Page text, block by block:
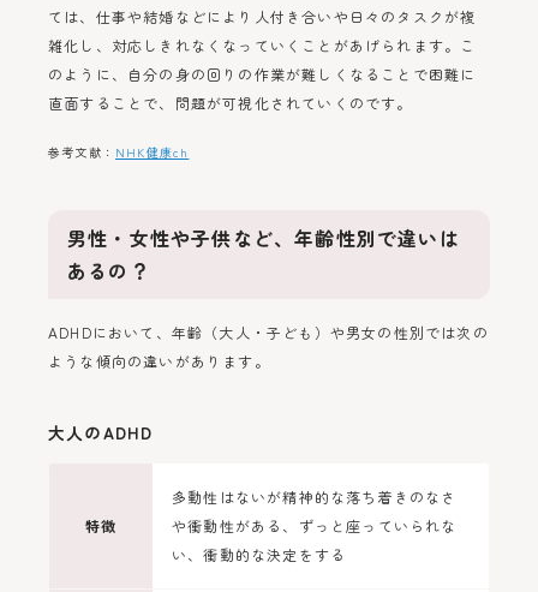
ては、仕事や結婚などにより人付き合いや日々のタスクが複
雑化し、対応しきれなくなっていくことがあげられます。こ
のように、自分の身の回りの作業が難しくなることで困難に
直面することで、問題が可視化されていくのです。
参考文献： NHK健康ch
男性・女性や子供など、年齢性別で違いは
あるの？
ADHDにおいて、年齢（大人・子ども）や男女の性別では次の
ような傾向の違いがあります。
大人のADHD
特徴
多動性はないが精神的な落ち着きのなさ
や衝動性がある、ずっと座っていられな
い、衝動的な決定をする